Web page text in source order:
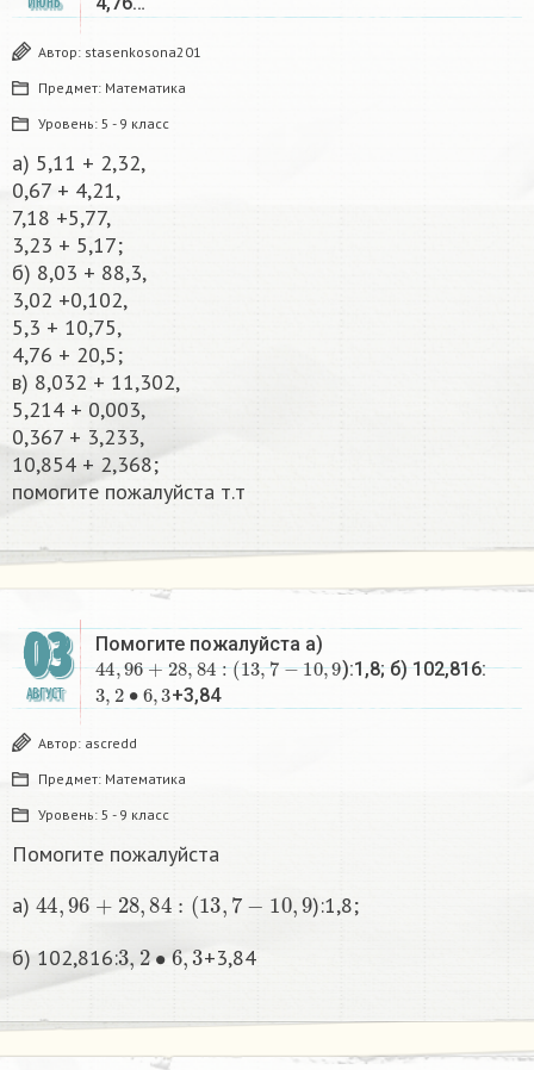
Автор: stasenkosona201
Предмет: Математика
Уровень: 5 - 9 класс
a) 5,11 + 2,32,
0,67 + 4,21,
7,18 +5,77,
3,23 + 5,17;
б) 8,03 + 88,3,
3,02 +0,102,
5,3 + 10,75,
4,76 + 20,5;
в) 8,032 + 11,302,
5,214 + 0,003,
0,367 + 3,233,
10,854 + 2,368;
помогите пожалуйста т.т​
03
АВГУСТ
Помогите пожалуйста а)
44 96 28,84: ( 13,7− 10 ):1,8; б) 102,816:
3 2 3 +3,84
Автор: ascredd
Предмет: Математика
Уровень: 5 - 9 класс
Помогите пожалуйста
а) 44 96 28,84: 13 7−10,
):1,8;
б) 102,816:3 2• 3 +3,84